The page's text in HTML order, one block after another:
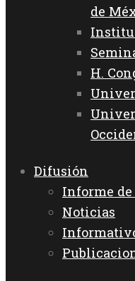
de
H.
Difusión
Informe de
Noticias